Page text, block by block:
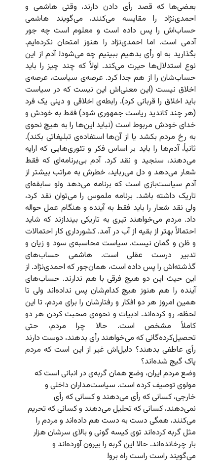
بعضی‌ها که قصد رأی دادن دارند، وقتی هاشمی و
احمدی‌نژاد را مقایسه می‌کنند، می‌گویند هاشمی
حساب‌اش را پس داده است و معلوم است چه جور
آدمی است. اما احمدی‌نژاد را هنوز امتحان نکرده‌ایم.
بگذارید به او رأی بدهیم ببینیم چه می‌شود! آدم از این
نوع استدلال‌ها حیرت می‌کند. اولاً که چند چیز را باید
حساب‌شان را از هم جدا کرد. عرصه‌ی سیاست، عرصه‌ی
اخلاق نیست (این معنی‌اش این نیست که در سیاست
باید اخلاق را قربانی کرد). رابطه‌ی اخلاقی و دینی یک فرد
(هر چند کاندید ریاست جمهوری شود) فقط به خودش و
خدای خودش مربوط است (نباید این‌ها را به هیچ نحوی
به رخ مردم بکشد یا از آن‌ها استفاده‌ی تبلیغاتی بکند).
ثانیاً، آدم‌ها را باید بر اساس فکر و تئوری‌هایی که ارایه
می‌دهند، سنجید و نقد کرد. آدم بی‌برنامه‌ای که فقط
شعار می‌‌دهد و دل می‌رباید، خطرش به مراتب بیشتر از
آدم سیاست‌بازی است که برنامه‌ می‌دهد ولو سابقه‌ای
تاریک داشته باشد. برنامه ملموس را می‌توان نقد کرد،
ولی نقد شعار را باید فقط به آینده و هنگام عمل حواله
داد. مردم می‌خواهند تیری به تاریکی بیندازند که شاید
احتمالاً بهتر از بقیه از آب در آمد. کشورداری کار احتمالات
و ظن و گمان نیست. سیاست محاسبه‌ی سود و زیان و
تدبیر درست عقلی است. هاشمی حساب‌های
گذشته‌اش را پس داده است، همان‌جور که احمدی‌نژاد. از
این حیث این دو هیچ فرقی با هم ندارند. حساب‌های
آینده را هم هنوز هیچ کدام‌شان پس نداده‌اند ولی تا
همین امروز هر دو افکار و رفتارشان را برای مردم، تا این
لحظه، رو کرده‌اند. ادبیات و نحوه‌ی صحبت کردن هر دو
کاملاً مشخص است. حالا چرا مردم، حتی
تحصیل‌کرده‌گانی که می‌خواهند رأی بدهند، دوست دارند
رأی عاطفی بدهند؟ دلیل‌اش غیر از این است که مردم
پاک گیج شده‌اند؟
وضع مردم ایران، وضع همان گربه‌ی در انبانی است که
مولوی توصیف کرده است. سیاست‌مداران داخلی و
خارجی، کسانی که رأی می‌دهند و کسانی که رأی
نمی‌دهند، کسانی که تحلیل می‌دهند و کسانی که تحریم
می‌کنند، همگی دست به دست هم داده‌اند و مردم را
مثل گربه کرده‌اند توی کیسه گونی و بالای سرشان هزار
بار چرخانده‌اند. حالا این گربه را بیرون آورده‌اند و
می‌گویند راست راست راه برو!